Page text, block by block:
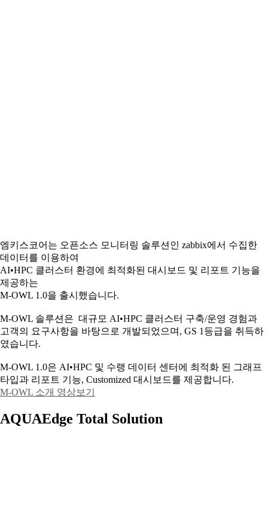
엠키스코어는 오픈소스 모니터링 솔루션인 zabbix에서 수집한
데이터를 이용하여
AI•HPC 클러스터 환경에 최적화된 대시보드 및 리포트 기능을
제공하는
M-OWL 1.0을 출시했습니다.
M-OWL 솔루션은 대규모 AI•HPC 클러스터 구축/운영 경험과
고객의 요구사항을 바탕으로 개발되었으며, GS 1등급을 취득하
였습니다.
M-OWL 1.0은 AI•HPC 및 수랭 데이터 센터에 최적화 된 그래프
타입과 리포트 기능, Customized 대시보드를 제공합니다.
M-OWL 소개 영상보기
AQUAEdge Total Solution